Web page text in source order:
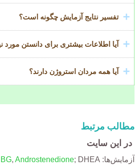
تفسیر نتایج آزمایش چگونه است؟
آیا اطلاعات بیشتری برای دانستن مورد
آیا همه مردان استروژن دارند؟
مطالب مرتبط
در این سایت
آزمایش‌ها: , Androstenedione; DHEA